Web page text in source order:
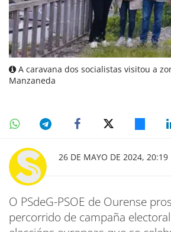
A caravana dos socialistas visitou a
Manzaneda
26 DE MAYO DE 2024, 20:19
O PSdeG-PSOE de Ourense
percorrido de campaña